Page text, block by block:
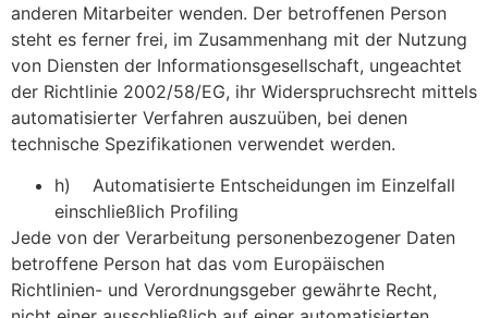
anderen Mitarbeiter wenden. Der betroffenen Person
steht es ferner frei, im Zusammenhang mit der Nutzung
von Diensten der Informationsgesellschaft, ungeachtet
der Richtlinie 2002/58/EG, ihr Widerspruchsrecht mittels
automatisierter Verfahren auszuüben, bei denen
technische Spezifikationen verwendet werden.
h) Automatisierte Entscheidungen im Einzelfall
einschließlich Profiling
Jede von der Verarbeitung personenbezogener Daten
betroffene Person hat das vom Europäischen
Richtlinien- und Verordnungsgeber gewährte Recht,